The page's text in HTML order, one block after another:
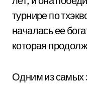
турнире по
началась ее
которая
Одним из самых